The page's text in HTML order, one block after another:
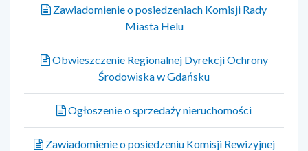
Zawiadomienie o posiedzeniach Komisji Rady
Miasta Helu
Obwieszczenie Regionalnej Dyrekcji Ochrony
Środowiska w Gdańsku
Ogłoszenie o sprzedaży nieruchomości
Zawiadomienie o posiedzeniu Komisji Rewizyjnej